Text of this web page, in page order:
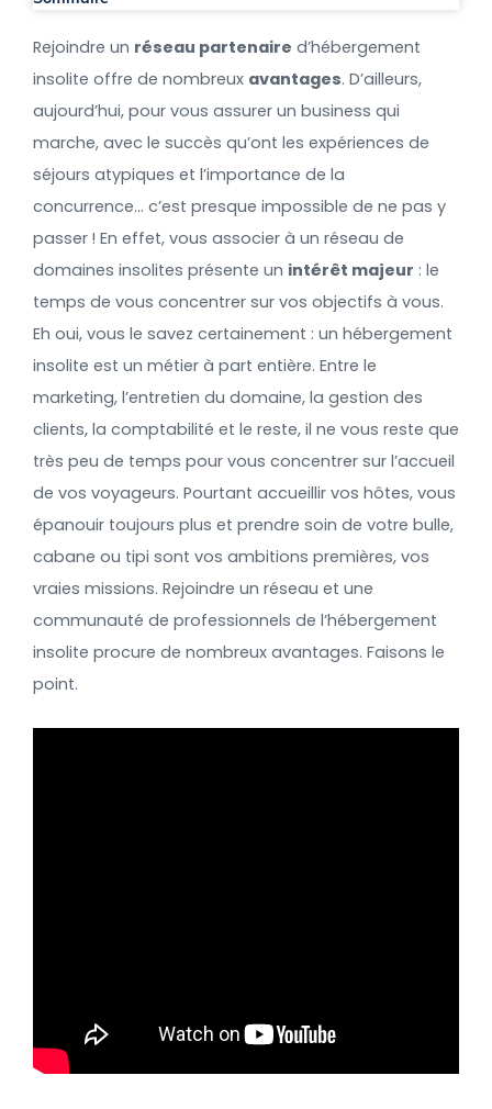
Rejoindre un réseau partenaire d’hébergement
insolite offre de nombreux avantages. D’ailleurs,
aujourd’hui, pour vous assurer un business qui
marche, avec le succès qu’ont les expériences de
séjours atypiques et l’importance de la
concurrence… c’est presque impossible de ne pas y
passer ! En effet, vous associer à un réseau de
domaines insolites présente un intérêt majeur : le
temps de vous concentrer sur vos objectifs à vous.
Eh oui, vous le savez certainement : un hébergement
insolite est un métier à part entière. Entre le
marketing, l’entretien du domaine, la gestion des
clients, la comptabilité et le reste, il ne vous reste que
très peu de temps pour vous concentrer sur l’accueil
de vos voyageurs. Pourtant accueillir vos hôtes, vous
épanouir toujours plus et prendre soin de votre bulle,
cabane ou tipi sont vos ambitions premières, vos
vraies missions. Rejoindre un réseau et une
communauté de professionnels de l’hébergement
insolite procure de nombreux avantages. Faisons le
point.